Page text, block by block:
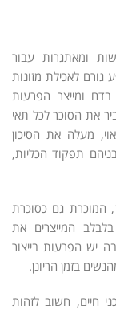
ומאתגרות עבור
גורם לאכילת מזונות
ומייצר הפרעות
את הסוכר לכל תאי
מעלה את הסיכון
תפקוד הכליות,
, המוכרת גם כסוכרת
המייצרים את
יש הפרעות בייצור
בזמן הריונן.
חיים, חשוב לזהות